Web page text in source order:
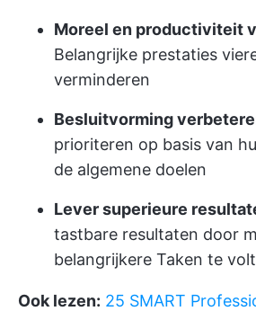
Moreel en productiviteit
Belangrijke prestaties
verminderen
Besluitvorming
prioriteren op basis van
de algemene doelen
Lever superieure
tastbare resultaten door
belangrijkere Taken te
Ook lezen: 25 SMART